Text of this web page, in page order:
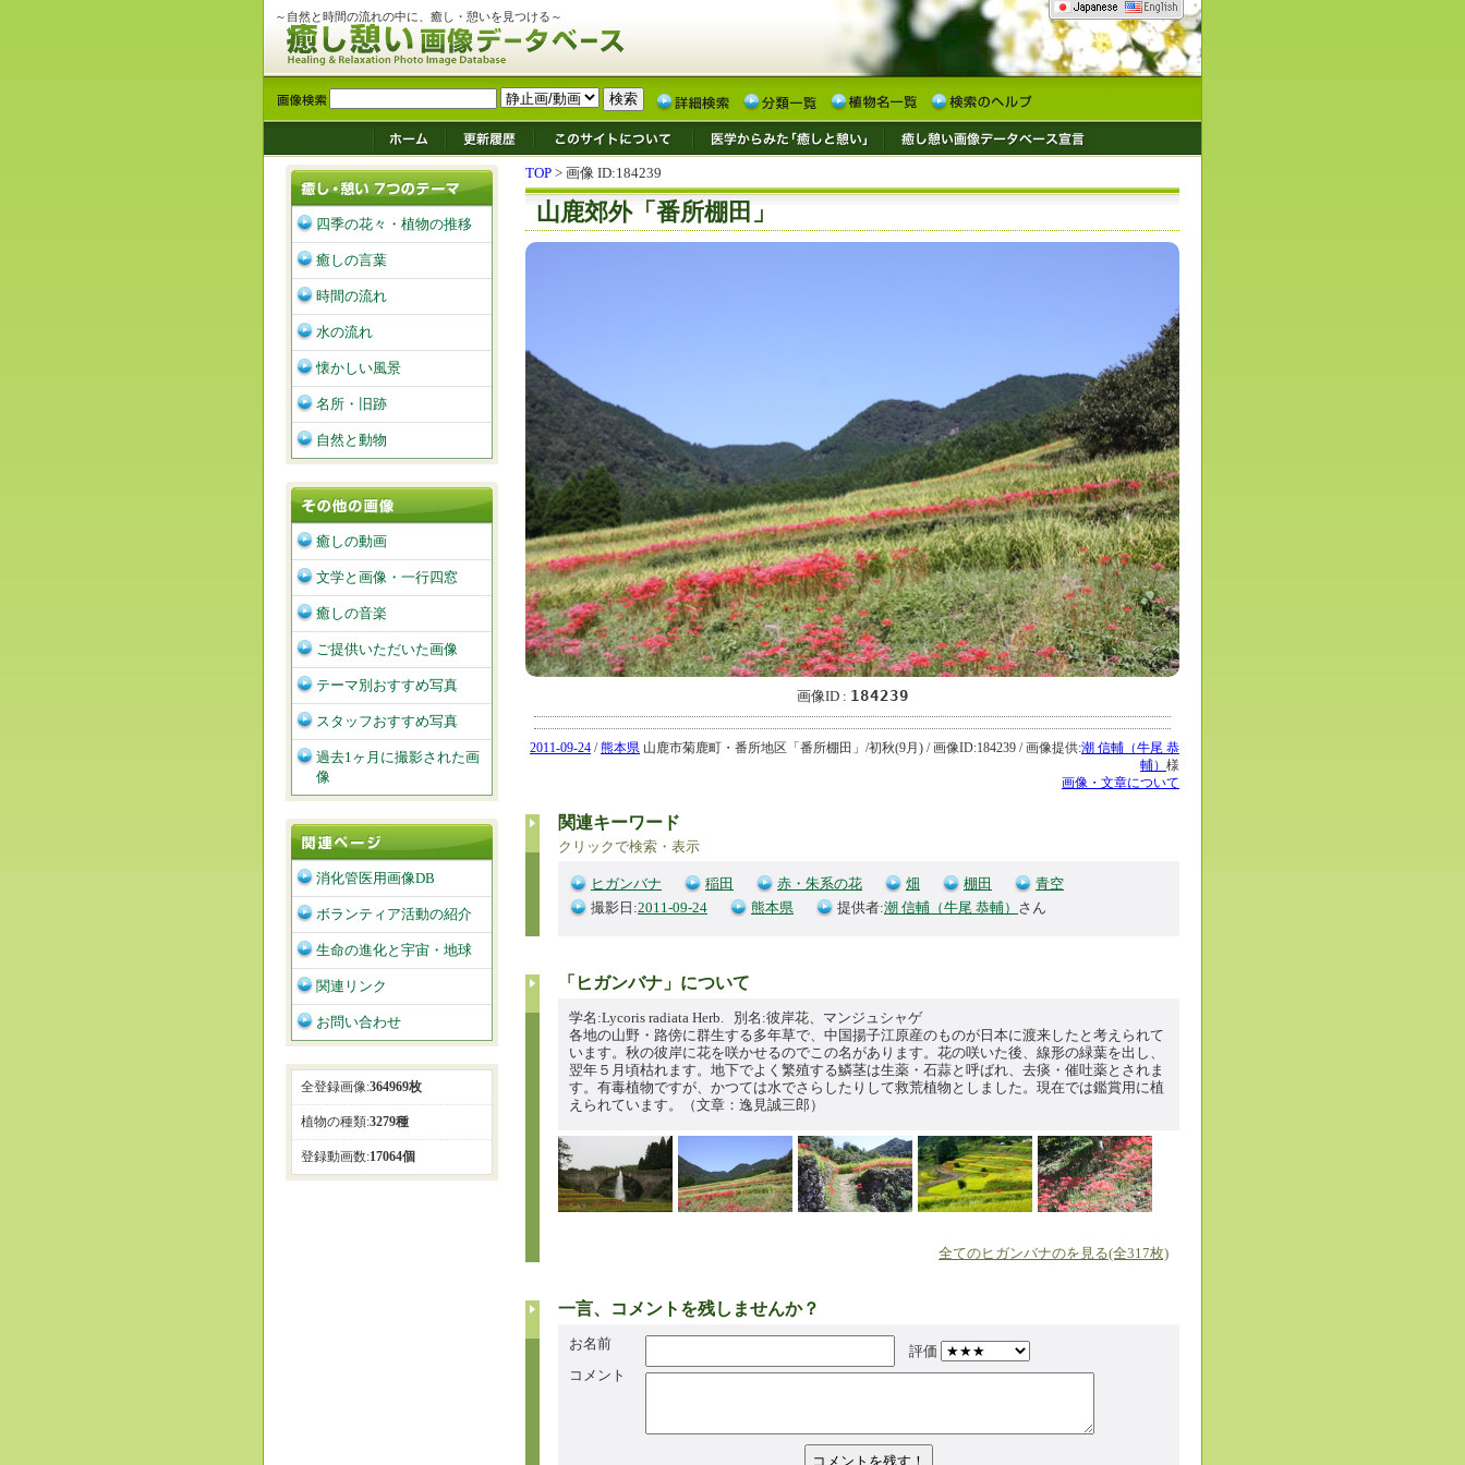
～自然と時間の流れの中に、癒し・憩いを見つける～
TOP > 画像 ID:184239
山鹿郊外「番所棚田」
画像ID : 184239
2011-09-24 / 熊本県 山鹿市菊鹿町・番所地区「番所棚田」/初秋(9月) / 画像ID:184239 / 画像提供:潮 信輔（牛尾 恭
輔） 様
画像・文章について
関連キーワード
クリックで検索・表示
ヒガンバナ 稲田 赤・朱系の花 畑 棚田
青空
撮影日:2011-09-24 熊本県 提供者:潮 信輔（牛尾 恭輔） さん
「ヒガンバナ」について
学名:Lycoris radiata Herb. 別名:彼岸花、マンジュシャゲ
各地の山野・路傍に群生する多年草で、中国揚子江原産のものが日本に渡来したと考えられて
います。秋の彼岸に花を咲かせるのでこの名があります。花の咲いた後、線形の緑葉を出し、
翌年５月頃枯れます。地下でよく繁殖する鱗茎は生薬・石蒜と呼ばれ、去痰・催吐薬とされま
す。有毒植物ですが、かつては水でさらしたりして救荒植物としました。現在では鑑賞用に植
えられています。（文章：逸見誠三郎）
全てのヒガンバナのを見る(全317枚)
一言、コメントを残しませんか？
お名前
評価
コメント
四季の花々・植物の推移
癒しの言葉
時間の流れ
水の流れ
懐かしい風景
名所・旧跡
自然と動物
癒しの動画
文学と画像・一行四窓
癒しの音楽
ご提供いただいた画像
テーマ別おすすめ写真
スタッフおすすめ写真
過去1ヶ月に撮影された画
像
消化管医用画像DB
ボランティア活動の紹介
生命の進化と宇宙・地球
関連リンク
お問い合わせ
全登録画像:364969枚
植物の種類:3279種
登録動画数:17064個